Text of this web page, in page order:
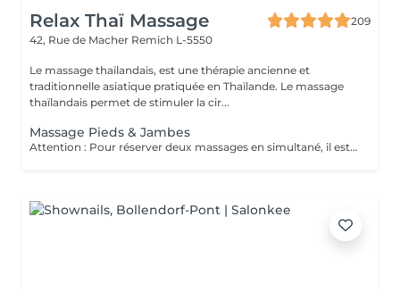
Relax Thaï Massage
209
42, Rue de Macher Remich L-5550
Le massage thaïlandais, est une thérapie ancienne et
traditionnelle asiatique pratiquée en Thaïlande. Le massage
thaïlandais permet de stimuler la cir...
Massage Pieds & Jambes
Attention : Pour réserver deux massages en simultané, il est nécessaire de procéder à deux réservations séparées. Ajouter deux services dans une seule réservation entraînera la programmation des rendez-vous l'un après l'autre, et non en même temps. Si besoin, vous pouvez également nous contacter par téléphone au 691 603 983. Merci !